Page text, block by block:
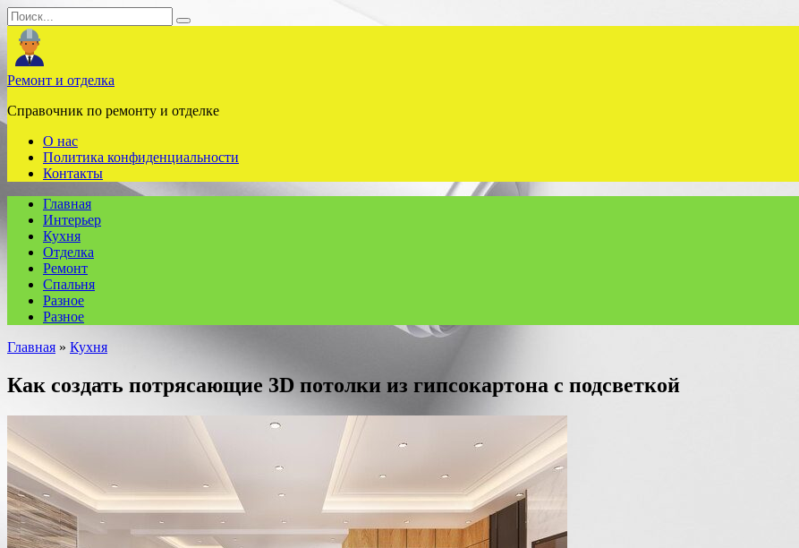
Перейти
к
содержанию
Search
for:
Ремонт и отделка
Справочник по ремонту и отделке
О нас
Политика конфиденциальности
Контакты
Главная
Интерьер
Кухня
Отделка
Ремонт
Спальня
Разное
Разное
Главная » Кухня
Как создать потрясающие 3D потолки из гипсокартона с подсветкой